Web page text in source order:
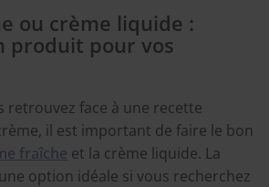
ou crème liquide :
produit pour vos
retrouvez face à une recette
il est important de faire le bon
fraîche et la crème liquide. La
option idéale si vous recherchez